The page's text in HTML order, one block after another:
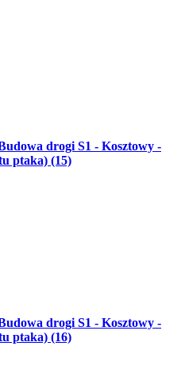
drogi S1 - Kosztowy -
ptaka) (15)
drogi S1 - Kosztowy -
ptaka) (16)